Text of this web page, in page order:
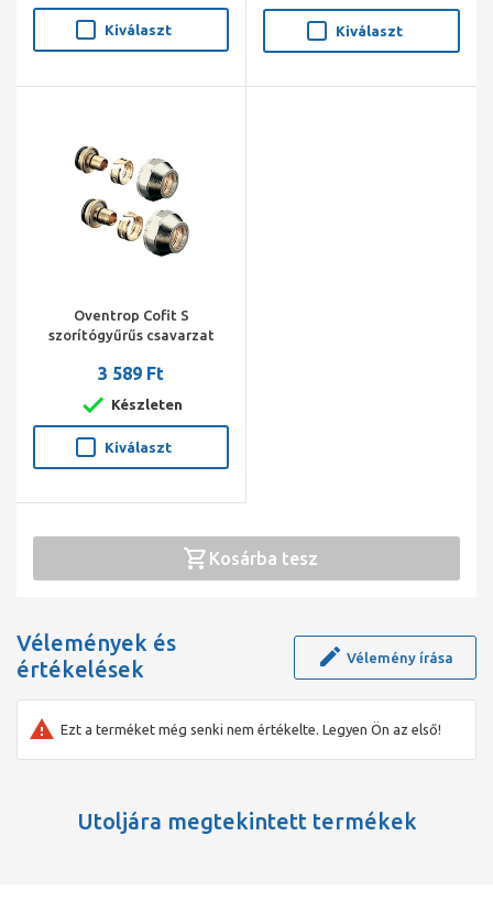
Kiválaszt Kiválaszt
Oventrop Cofit S
szorítógyűrűs csavarzat
hollandi, nikkelezett
3 589 Ft
Készleten
Kiválaszt
Kosárba tesz
Vélemények és
értékelések
Vélemény írása
Ezt a terméket még senki nem értékelte. Legyen Ön az első!
Utoljára megtekintett termékek